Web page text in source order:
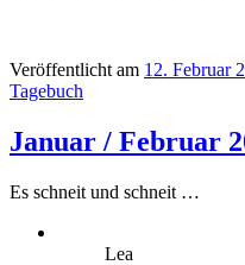
Veröffentlicht am 12. Februar
Tagebuch
Januar / Februar
Es schneit und schneit …
Lea